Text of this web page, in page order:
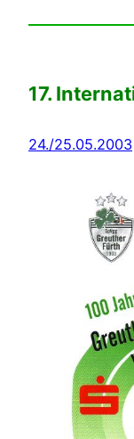
17.
24./25.05.2003